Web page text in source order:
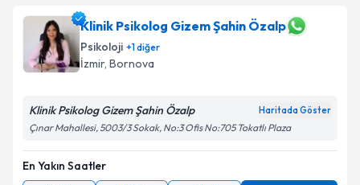
Klinik Psikolog Gizem Şahin Özalp
Psikoloji +1diğer
İzmir, Bornova
Klinik Psikolog Gizem Şahin Özalp Haritada Göster
Çınar Mahallesi, 5003/3 Sokak, No:3 Ofis No:705 Tokatlı Plaza
En Yakın Saatler